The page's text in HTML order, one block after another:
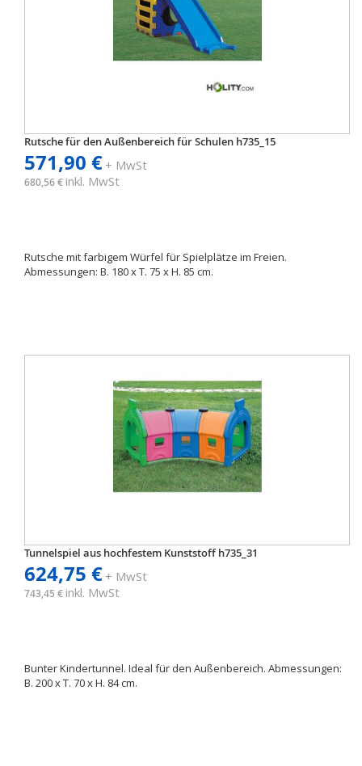
Rutsche für den Außenbereich für Schulen h735_15
571,90 €+ MwSt
680,56 € inkl. MwSt
Rutsche mit farbigem Würfel für Spielplätze im Freien.
Abmessungen: B. 180 x T. 75 x H. 85 cm.
Tunnelspiel aus hochfestem Kunststoff h735_31
624,75 €+ MwSt
743,45 € inkl. MwSt
Bunter Kindertunnel. Ideal für den Außenbereich. Abmessungen:
B. 200 x T. 70 x H. 84 cm.